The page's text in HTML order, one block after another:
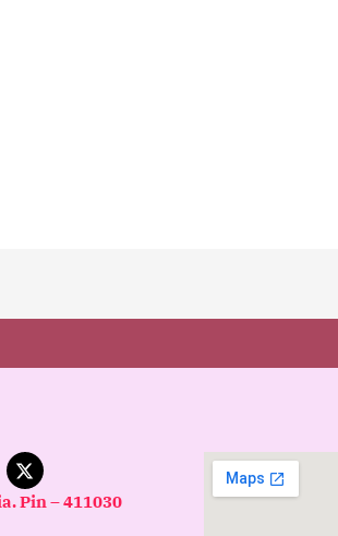
X
-
t
w
Pin – 411030